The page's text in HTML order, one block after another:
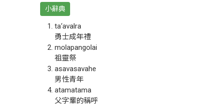
小辭典
ta‘avalra
勇士成年禮
molapangolai
祖靈祭
asavasavahe
男性青年
atamatama
父字輩的稱呼